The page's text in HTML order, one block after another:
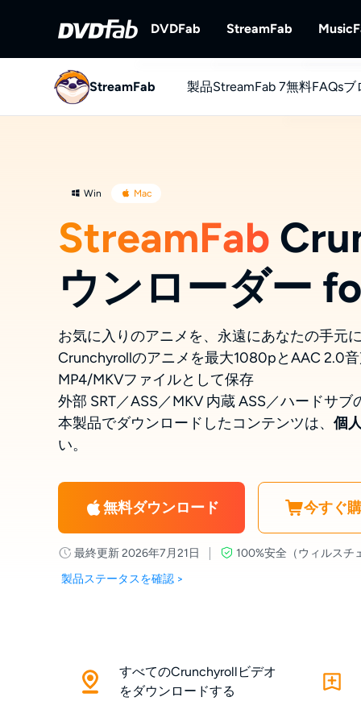
DVDFab
DVDFab
StreamFab
StreamFab
StreamFab 製品StreamFab 7無料FAQsブ
Win Mac
StreamFab
ウンローダー
お気に入りのアニメを、永遠にあなたの手元
Crunchyrollのアニメを最大1080pとAAC 2.0
MP4/MKVファイルとして保存
外部 SRT／ASS／MKV 内蔵 ASS／ハードサ
本製品でダウンロードしたコンテンツは、 個
い。
無料ダウンロード 今すぐ
最終更新 2026年7月21日
100%安全（ウィルスチ
製品ステータスを確認 >
すべてのCrunchyrollビデオ
をダウンロードする